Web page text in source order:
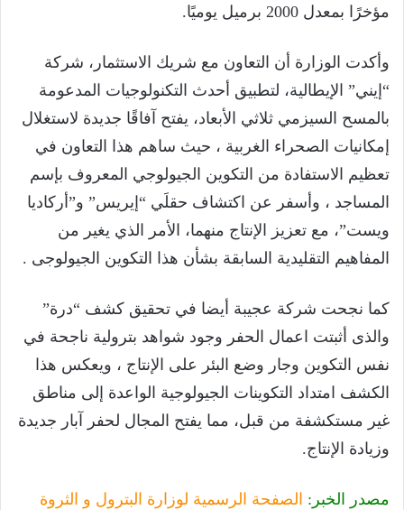
مؤخرًا بمعدل 2000 برميل يوميًا.
وأكدت الوزارة أن التعاون مع شريك الاستثمار، شركة
“إيني” الإيطالية، لتطبيق أحدث التكنولوجيات المدعومة
بالمسح السيزمي ثلاثي الأبعاد، يفتح آفاقًا جديدة لاستغلال
إمكانيات الصحراء الغربية ، حيث ساهم هذا التعاون في
تعظيم الاستفادة من التكوين الجيولوجي المعروف بإسم
المساجد ، وأسفر عن اكتشاف حقلَي “إيريس” و”أركاديا
ويست”، مع تعزيز الإنتاج منهما، الأمر الذي يغير من
المفاهيم التقليدية السابقة بشأن هذا التكوين الجيولوجى .
كما نجحت شركة عجيبة أيضا في تحقيق كشف “درة”
والذى أثبتت اعمال الحفر وجود شواهد بترولية ناجحة في
نفس التكوين وجار وضع البئر على الإنتاج ، ويعكس هذا
الكشف امتداد التكوينات الجيولوجية الواعدة إلى مناطق
غير مستكشفة من قبل، مما يفتح المجال لحفر آبار جديدة
وزيادة الإنتاج.
مصدر الخبر: الصفحة الرسمية لوزارة البترول و الثروة